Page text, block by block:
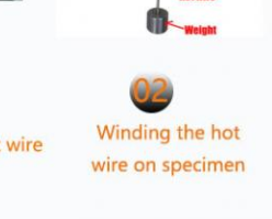
المنزل
المنتجات
فيديوهات